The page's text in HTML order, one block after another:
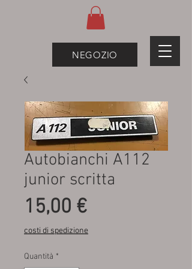
NEGOZIO
Autobianchi A112
junior scritta
15,00 €Prezzo
costi di spedizione
Quantità *